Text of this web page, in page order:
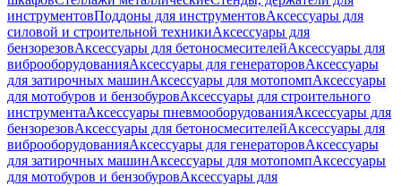
инструментовПоддоны для инструментовАксессуары для
силовой и строительной техникиАксессуары для
бензорезовАксессуары для бетоносмесителейАксессуары для
виброоборудованияАксессуары для генераторовАксессуары
для затирочных машинАксессуары для мотопомпАксессуары
для мотобуров и бензобуровАксессуары для строительного
инструментаАксессуары пневмооборудованияАксессуары для
бензорезовАксессуары для бетоносмесителейАксессуары для
виброоборудованияАксессуары для генераторовАксессуары
для затирочных машинАксессуары для мотопомпАксессуары
для мотобуров и бензобуровАксессуары для